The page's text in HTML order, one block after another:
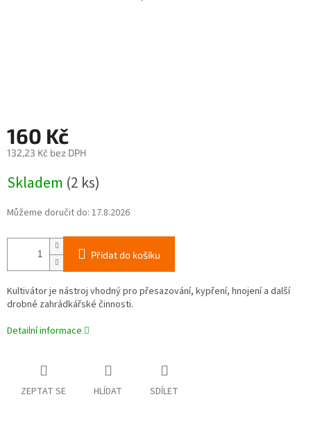
160 Kč
132,23 Kč bez DPH
cena:
Skladem (2 ks)
Můžeme doručit do: 17.8.2026
Přidat do košíku
Kultivátor je nástroj vhodný pro přesazování, kypření, hnojení a další
drobné zahrádkářské činnosti.
Detailní informace
ZEPTAT SE HLÍDAT SDÍLET